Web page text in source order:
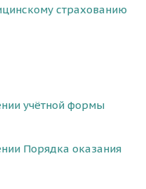
страхованию
учётной формы
Порядка оказания